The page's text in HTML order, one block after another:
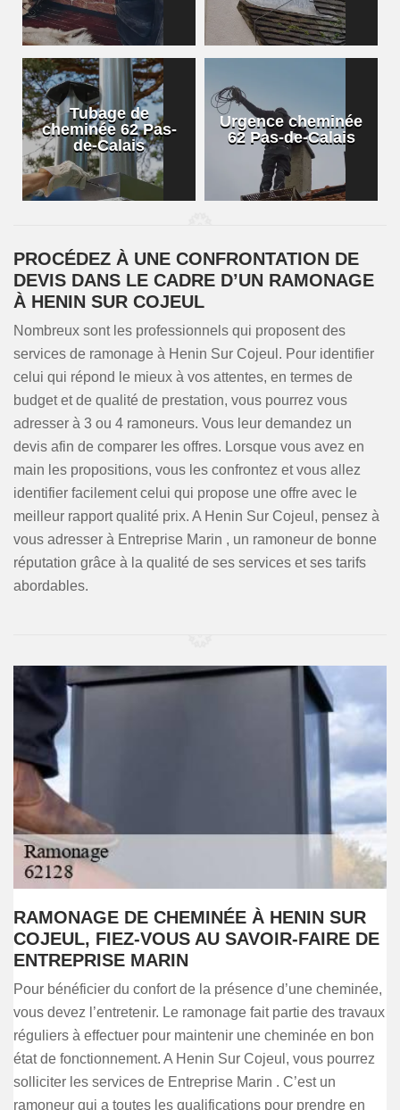
Tubage de
cheminée 62 Pas-
de-Calais
Urgence cheminée
62 Pas-de-Calais
PROCÉDEZ À UNE CONFRONTATION DE
DEVIS DANS LE CADRE D’UN RAMONAGE
À HENIN SUR COJEUL
Nombreux sont les professionnels qui proposent des
services de ramonage à Henin Sur Cojeul. Pour identifier
celui qui répond le mieux à vos attentes, en termes de
budget et de qualité de prestation, vous pourrez vous
adresser à 3 ou 4 ramoneurs. Vous leur demandez un
devis afin de comparer les offres. Lorsque vous avez en
main les propositions, vous les confrontez et vous allez
identifier facilement celui qui propose une offre avec le
meilleur rapport qualité prix. A Henin Sur Cojeul, pensez à
vous adresser à Entreprise Marin , un ramoneur de bonne
réputation grâce à la qualité de ses services et ses tarifs
abordables.
RAMONAGE DE CHEMINÉE À HENIN SUR
COJEUL, FIEZ-VOUS AU SAVOIR-FAIRE DE
ENTREPRISE MARIN
Pour bénéficier du confort de la présence d’une cheminée,
vous devez l’entretenir. Le ramonage fait partie des travaux
réguliers à effectuer pour maintenir une cheminée en bon
état de fonctionnement. A Henin Sur Cojeul, vous pourrez
solliciter les services de Entreprise Marin . C’est un
ramoneur qui a toutes les qualifications pour prendre en